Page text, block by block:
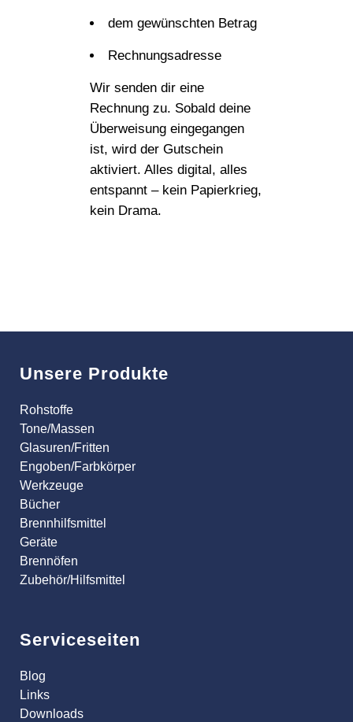
dem gewünschten Betrag
Rechnungsadresse
Wir senden dir eine
Rechnung zu. Sobald deine
Überweisung eingegangen
ist, wird der Gutschein
aktiviert. Alles digital, alles
entspannt – kein Papierkrieg,
kein Drama.
Unsere Produkte
Rohstoffe
Tone/Massen
Glasuren/Fritten
Engoben/Farbkörper
Werkzeuge
Bücher
Brennhilfsmittel
Geräte
Brennöfen
Zubehör/Hilfsmittel
Serviceseiten
Blog
Links
Downloads